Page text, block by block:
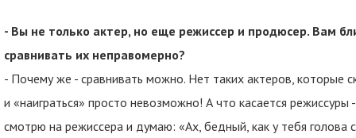
- Вы не только актер, но еще режиссер и продюсер. Вам
сравнивать их неправомерно?
- Почему же - сравнивать можно. Нет таких актеров, которые
и «наиграться» просто невозможно! А что касается режиссуры
смотрю на режиссера и думаю: «Ах, бедный, как у тебя голова